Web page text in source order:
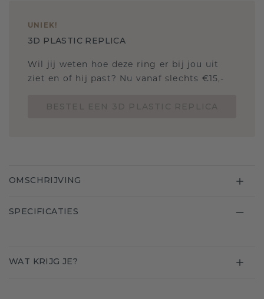
UNIEK!
3D PLASTIC REPLICA
Wil jij weten hoe deze ring er bij jou uit
ziet en of hij past? Nu vanaf slechts €15,-
OMSCHRIJVING
SPECIFICATIES
WAT KRIJG JE?